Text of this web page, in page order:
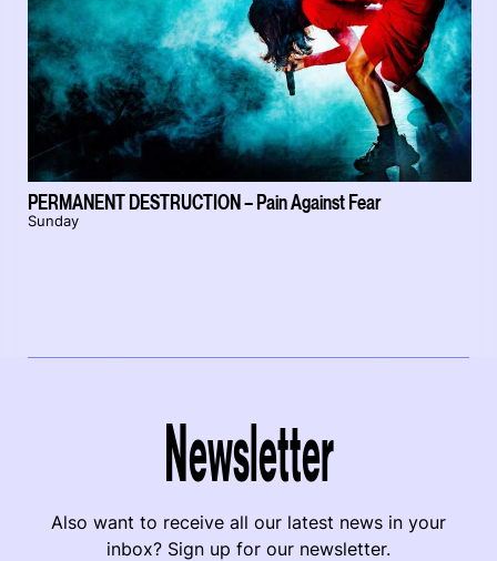
PERMANENT DESTRUCTION – Pain Against Fear
Sunday
Newsletter
Also want to receive all our latest news in your
inbox? Sign up for our newsletter.